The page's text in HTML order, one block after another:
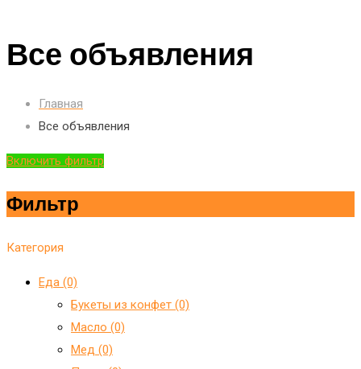
Все объявления
Главная
Все объявления
Включить фильтр
Фильтр
Категория
Еда (0)
Букеты из конфет (0)
Масло (0)
Мед (0)